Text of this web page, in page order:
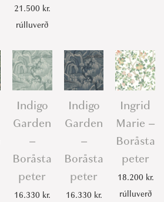
21.500 kr.
rúlluverð
Indigo
Garden
–
Boråsta
peter
16.330 kr.
Indigo
Garden
–
Boråsta
peter
16.330 kr.
Ingrid
Marie –
Boråsta
peter
18.200 kr.
rúlluverð